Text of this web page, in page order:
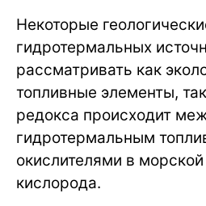
Некоторые
гидротермальных
рассматривать как
топливные элементы,
редокса происходит
гидротермальным
окислителями в
кислорода.